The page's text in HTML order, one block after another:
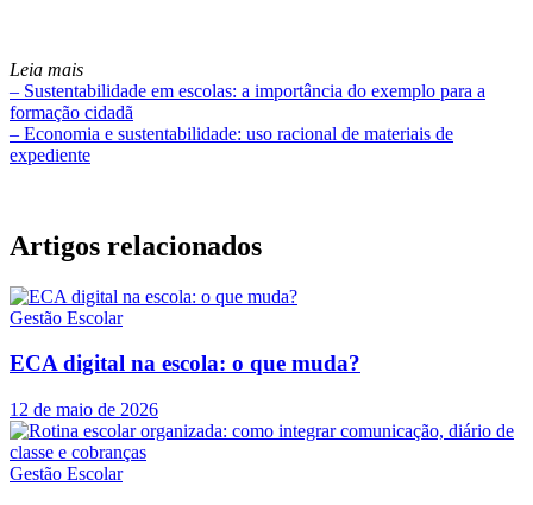
Leia mais
– Sustentabilidade em escolas: a importância do exemplo para a
formação cidadã
– Economia e sustentabilidade: uso racional de materiais de
expediente
Artigos relacionados
Gestão Escolar
ECA digital na escola: o que muda?
12 de maio de 2026
Gestão Escolar